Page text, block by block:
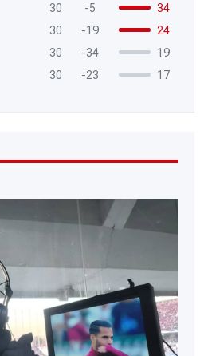
30 -5
34
30 -19
24
30 -34
19
30 -23 17